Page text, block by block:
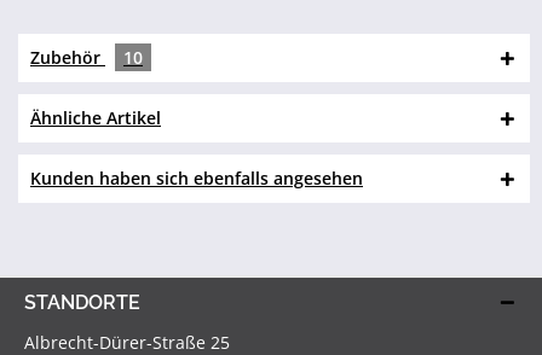
Zubehör 10
Ähnliche Artikel
Kunden haben sich ebenfalls angesehen
STANDORTE
Albrecht-Dürer-Straße 25